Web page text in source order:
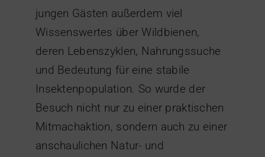
jungen Gästen außerdem viel
Wissenswertes über Wildbienen,
deren Lebenszyklen, Nahrungssuche
und Bedeutung für eine stabile
Insektenpopulation. So wurde der
Besuch nicht nur zu einer praktischen
Mitmachaktion, sondern auch zu einer
anschaulichen Natur- und